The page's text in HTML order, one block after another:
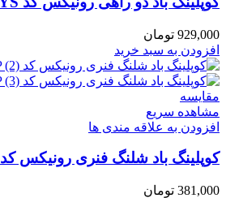
929,000 تومان
افزودن به سبد خرید
مقایسه
مشاهده سریع
افزودن به علاقه مندی ها
کوپلینگ باد شلنگ فنری رونیکس کد 20SP
381,000 تومان